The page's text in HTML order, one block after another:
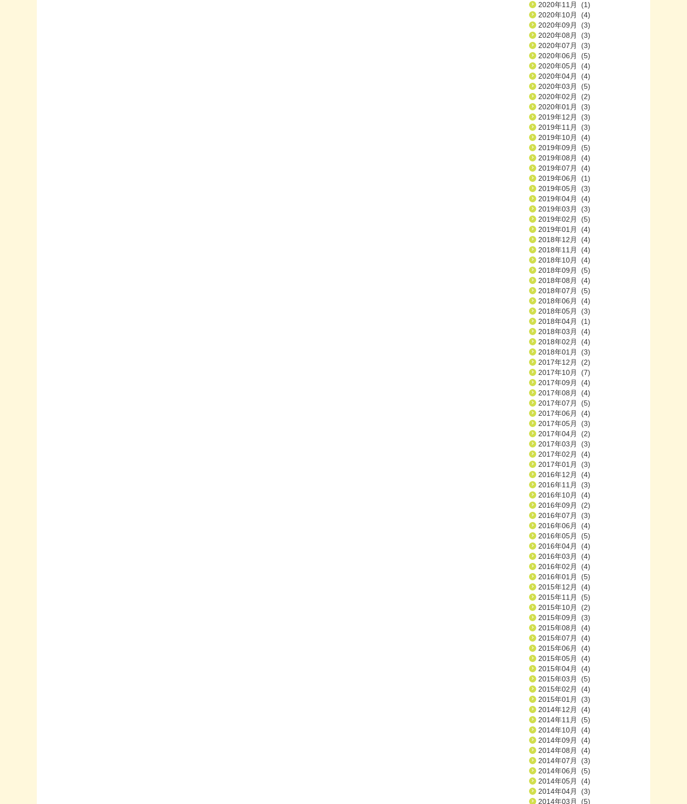
2020年11月 (1)
2020年10月 (4)
2020年09月 (3)
2020年08月 (3)
2020年07月 (3)
2020年06月 (5)
2020年05月 (4)
2020年04月 (4)
2020年03月 (5)
2020年02月 (2)
2020年01月 (3)
2019年12月 (3)
2019年11月 (3)
2019年10月 (4)
2019年09月 (5)
2019年08月 (4)
2019年07月 (4)
2019年06月 (1)
2019年05月 (3)
2019年04月 (4)
2019年03月 (3)
2019年02月 (5)
2019年01月 (4)
2018年12月 (4)
2018年11月 (4)
2018年10月 (4)
2018年09月 (5)
2018年08月 (4)
2018年07月 (5)
2018年06月 (4)
2018年05月 (3)
2018年04月 (1)
2018年03月 (4)
2018年02月 (4)
2018年01月 (3)
2017年12月 (2)
2017年10月 (7)
2017年09月 (4)
2017年08月 (4)
2017年07月 (5)
2017年06月 (4)
2017年05月 (3)
2017年04月 (2)
2017年03月 (3)
2017年02月 (4)
2017年01月 (3)
2016年12月 (4)
2016年11月 (3)
2016年10月 (4)
2016年09月 (2)
2016年07月 (3)
2016年06月 (4)
2016年05月 (5)
2016年04月 (4)
2016年03月 (4)
2016年02月 (4)
2016年01月 (5)
2015年12月 (4)
2015年11月 (5)
2015年10月 (2)
2015年09月 (3)
2015年08月 (4)
2015年07月 (4)
2015年06月 (4)
2015年05月 (4)
2015年04月 (4)
2015年03月 (5)
2015年02月 (4)
2015年01月 (3)
2014年12月 (4)
2014年11月 (5)
2014年10月 (4)
2014年09月 (4)
2014年08月 (4)
2014年07月 (3)
2014年06月 (5)
2014年05月 (4)
2014年04月 (3)
2014年03月 (5)